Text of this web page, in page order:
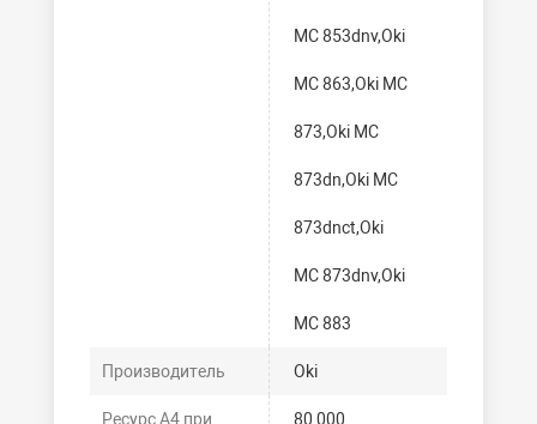
MC 853dnv,Oki
MC 863,Oki MC
873,Oki MC
873dn,Oki MC
873dnct,Oki
MC 873dnv,Oki
MC 883
Производитель Oki
Ресурс А4 при 80 000